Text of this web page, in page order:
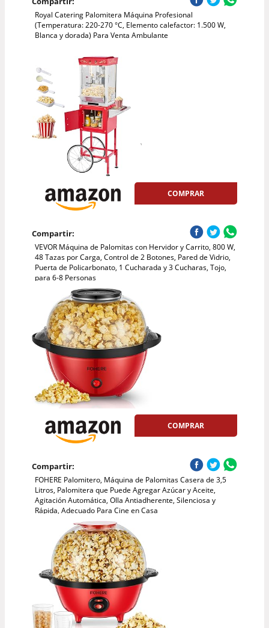
Royal Catering Palomitera Máquina Profesional
(Temperatura: 220-270 °C, Elemento calefactor: 1.500 W,
Blanca y dorada) Para Venta Ambulante
COMPRAR
Compartir:
VEVOR Máquina de Palomitas con Hervidor y Carrito, 800 W,
48 Tazas por Carga, Control de 2 Botones, Pared de Vidrio,
Puerta de Policarbonato, 1 Cucharada y 3 Cucharas, Tojo,
para 6-8 Personas
COMPRAR
Compartir:
FOHERE Palomitero, Máquina de Palomitas Casera de 3,5
Litros, Palomitera que Puede Agregar Azúcar y Aceite,
Agitación Automática, Olla Antiadherente, Silenciosa y
Rápida, Adecuado Para Cine en Casa